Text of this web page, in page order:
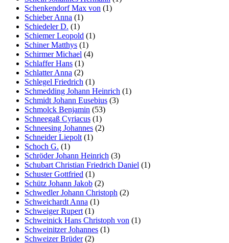
Schenkendorf Max von (1)
Schieber Anna (1)
Schiedeler D. (1)
Schiemer Leopold (1)
Schiner Matthys (1)
Schirmer Michael (4)
Schlaffer Hans (1)
Schlatter Anna (2)
Schlegel Friedrich (1)
Schmedding Johann Heinrich (1)
Schmidt Johann Eusebius (3)
Schmolck Benjamin (53)
Schneegaß Cyriacus (1)
Schneesing Johannes (2)
Schneider Liepolt (1)
Schoch G. (1)
Schröder Johann Heinrich (3)
Schubart Christian Friedrich Daniel (1)
Schuster Gottfried (1)
Schütz Johann Jakob (2)
Schwedler Johann Christoph (2)
Schweichardt Anna (1)
Schweiger Rupert (1)
Schweinick Hans Christoph von (1)
Schweinitzer Johannes (1)
Schweizer Brüder(2)